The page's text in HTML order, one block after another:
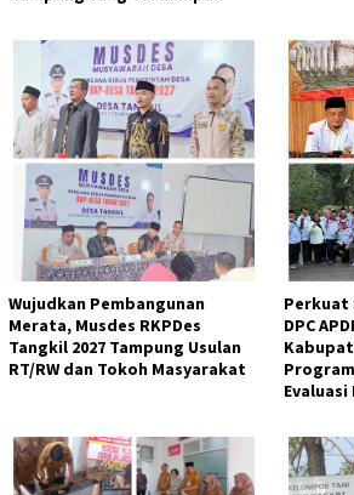
Wujudkan Pembangunan
Merata, Musdes RKPDes
Tangkil 2027 Tampung Usulan
RT/RW dan Tokoh Masyarakat
Perkuat
DPC